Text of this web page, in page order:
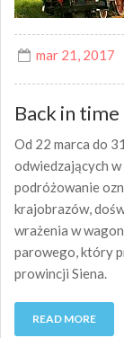
mar 21, 2017
Back in
Od 22 marca do
odwiedzających
podróżowanie
krajobrazów,
wrażenia w
parowego, który
prowincji Siena.
READ MORE